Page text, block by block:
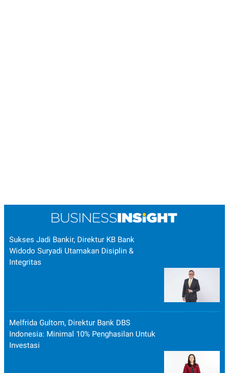
Sukses Jadi Bankir, Direktur KB Bank
Widodo Suryadi Utamakan Disiplin &
Integritas
Melfrida Gultom, Direktur Bank DBS
Indonesia: Minimal 10% Penghasilan Untuk
Investasi